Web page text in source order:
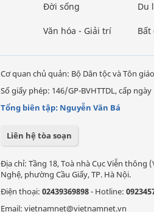
Đời sống
Văn hóa - Giải trí
Du
Bất
Cơ quan chủ quản: Bộ Dân tộc và Tôn giáo
Số giấy phép: 146/GP-BVHTTDL, cấp
Tổng biên tập: Nguyễn Văn Bá
Liên hệ tòa soạn
Địa chỉ: Tầng 18, Toà nhà Cục Viễn thông
Nghệ, phường Cầu Giấy, TP. Hà Nội.
Điện thoại: 02439369898- Hotline:
Email: vietnamnet@vietnamnet.vn